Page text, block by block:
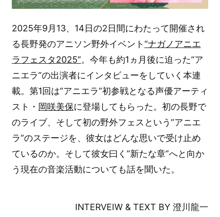
2025年9月13、14日の2日間にわたって開催され
る長野発のアニソン野外イベント“ナガノアニエ
ラフェスタ2025”。今年も約1ヵ月後に迫った“ア
ニエラ”の出演者にインタビューをしていく本連
載。第1回は”アニエラ”初参戦となる声優アーティ
スト・ 岡咲美保に登場してもらった。初の長野で
のライブ、そして初の野外フェスという”アニエ
ラ”のステージを、彼女はどんな思いで受け止め
ているのか。そして彼女曰く”新たな章”へと向か
う現在の音楽活動についても話を聞いた。
INTERVEIW & TEXT BY 澄川龍一